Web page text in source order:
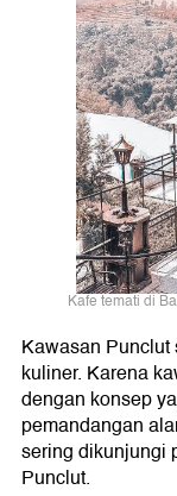
Kafe temati di
Kawasan
kuliner. Karena
dengan konsep
pemandangan
sering dikunjungi
Punclut.